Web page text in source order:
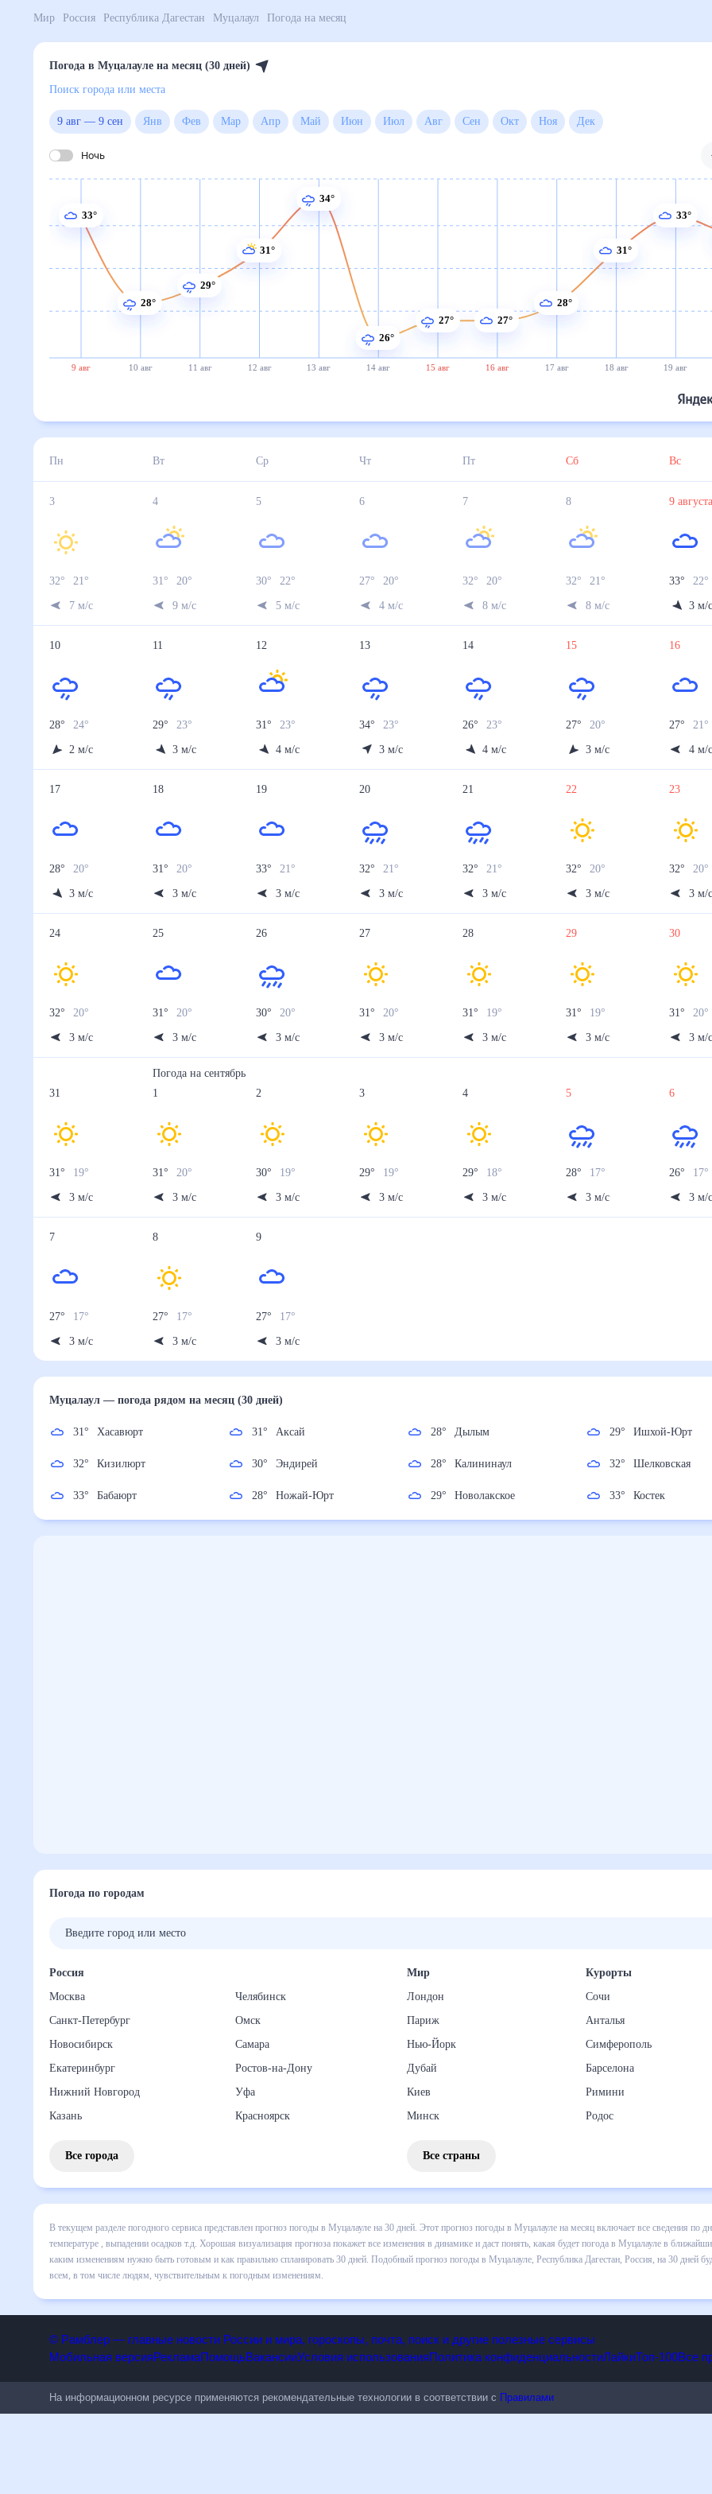
Мир Россия Республика Дагестан Муцалаул Погода на месяц
Погода в Муцалауле на месяц (30 дней)
Поиск города или места
9 авг— 9 сен Янв Фев Мар Апр Май Июн Июл Авг Сен Окт Ноя
Ночь
9 авг 10 авг 11 авг 12 авг 13 авг 14 авг 15 авг 16 авг 17 авг 18 авг 19 авг
33°
28°
29°
31°
34°
26°
27° 27°
28°
31°
33°
Пн Вт Ср Чт Пт Сб Вс
3
32° 21°
7 м/с
4
31° 20°
9 м/с
5
30° 22
5 м/с
6
27° 20
4 м/с
7
32° 20
8 м/с
8
32° 21°
8 м/с
9
33° 22°
3 м/
10
28° 24
2 м/с
11
29° 23
3 м/с
12
31° 23°
4 м/с
13
34° 23
3 м/с
14
26° 23
4 м/с
15
27° 20
3 м/с
16
27° 21°
4 м/
17
28° 20
3 м/с
18
31° 20°
3 м/с
19
33° 21°
3 м/с
20
32° 21°
3 м/с
21
32° 21°
3 м/с
22
32° 20
3 м/с
23
32° 20
3 м/
24
32° 20
3 м/с
25
31° 20°
3 м/с
26
30° 20
3 м/с
27
31° 20°
3 м/с
28
31° 19°
3 м/с
29
31° 19°
3 м/с
30
31° 20°
3 м/
31
31° 19°
3 м/с
Погода насентябрь
1
31° 20°
3 м/с
2
30° 19°
3 м/с
3
29° 19°
3 м/с
4
29° 18°
3 м/с
5
28° 17°
3 м/с
6
26° 17°
3 м/
7
27° 17°
3 м/с
8
27° 17°
3 м/с
9
27° 17°
3 м/с
Муцалаул— погода рядомна месяц (30 дней)
31° Хасавюрт
32° Кизилюрт
33° Бабаюрт
31° Аксай
30° Эндирей
28° Ножай-Юрт
28° Дылым
28° Калининаул
29° Новолакское
29° Ишхой-Юрт
32° Шелковская
33° Костек
Погода по городам
Россия
Москва
Санкт-Петербург
Новосибирск
Екатеринбург
Нижний Новгород
Казань
Челябинск
Омск
Самара
Ростов-на-Дону
Уфа
Красноярск
Все города
Мир
Лондон
Париж
Нью-Йорк
Дубай
Киев
Минск
Курорты
Сочи
Анталья
Симферополь
Барселона
Римини
Родос
Все страны
В текущем разделе погодного сервиса представлен прогноз погоды в Муцалауле на 30 дней. Этот прогноз погоды в Муцалауле
включает все сведения по дневной температуре , выпадении осадков т.д. Хорошая визуализация прогноза покажет все
динамике и даст понять, какая будет погода в Муцалауле в ближайший месяц, к каким изменениям нужно быть готовым и как
спланировать 30 дней. Подобный прогноз погоды в Муцалауле, Республика Дагестан, Россия, на 30 дней будет полезен всем, в
© Рамблер — главные новости России и мира, гороскопы, почта, поиск и другие полезные сервисы
На информационном ресурсе применяются рекомендательные технологии в соответствии сПравилами